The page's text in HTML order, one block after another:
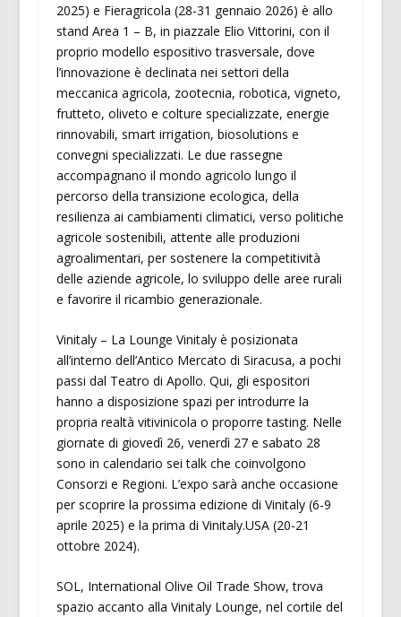
2025) e Fieragricola (28-31 gennaio 2026) è allo
stand Area 1 – B, in piazzale Elio Vittorini, con il
proprio modello espositivo trasversale, dove
l’innovazione è declinata nei settori della
meccanica agricola, zootecnia, robotica, vigneto,
frutteto, oliveto e colture specializzate, energie
rinnovabili, smart irrigation, biosolutions e
convegni specializzati. Le due rassegne
accompagnano il mondo agricolo lungo il
percorso della transizione ecologica, della
resilienza ai cambiamenti climatici, verso politiche
agricole sostenibili, attente alle produzioni
agroalimentari, per sostenere la competitività
delle aziende agricole, lo sviluppo delle aree rurali
e favorire il ricambio generazionale.
Vinitaly – La Lounge Vinitaly è posizionata
all’interno dell’Antico Mercato di Siracusa, a pochi
passi dal Teatro di Apollo. Qui, gli espositori
hanno a disposizione spazi per introdurre la
propria realtà vitivinicola o proporre tasting. Nelle
giornate di giovedì 26, venerdì 27 e sabato 28
sono in calendario sei talk che coinvolgono
Consorzi e Regioni. L’expo sarà anche occasione
per scoprire la prossima edizione di Vinitaly (6-9
aprile 2025) e la prima di Vinitaly.USA (20-21
ottobre 2024).
SOL, International Olive Oil Trade Show, trova
spazio accanto alla Vinitaly Lounge, nel cortile del